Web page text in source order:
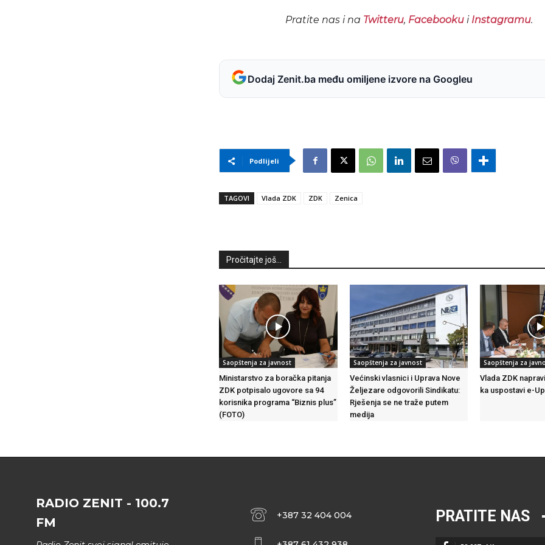
Pratite nas i na Twitteru, Facebookui Instagramu.
Dodaj Zenit.ba među omiljene izvore na Googleu
Podlijeli
TAGOVI Vlada ZDK ZDK Zenica
Pročitajte još...
Saopštenja za javnost
Ministarstvo za boračka pitanja
ZDK potpisalo ugovore sa 94
korisnika programa “Biznis plus”
(FOTO)
Saopštenja za javnost
Većinski vlasnici i Uprava Nove
Željezare odgovorili Sindikatu:
Rješenja se ne traže putem
medija
Saopštenja za
Vlada ZDK
ka uspostavi e-
RADIO ZENIT - 100.7
FM
+387 32 404 004 PRATITE NAS